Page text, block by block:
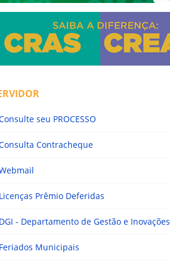
seu PROCESSO
Contracheque
Prêmio Deferidas
- Departamento de Gestão e Inovações
Municipais